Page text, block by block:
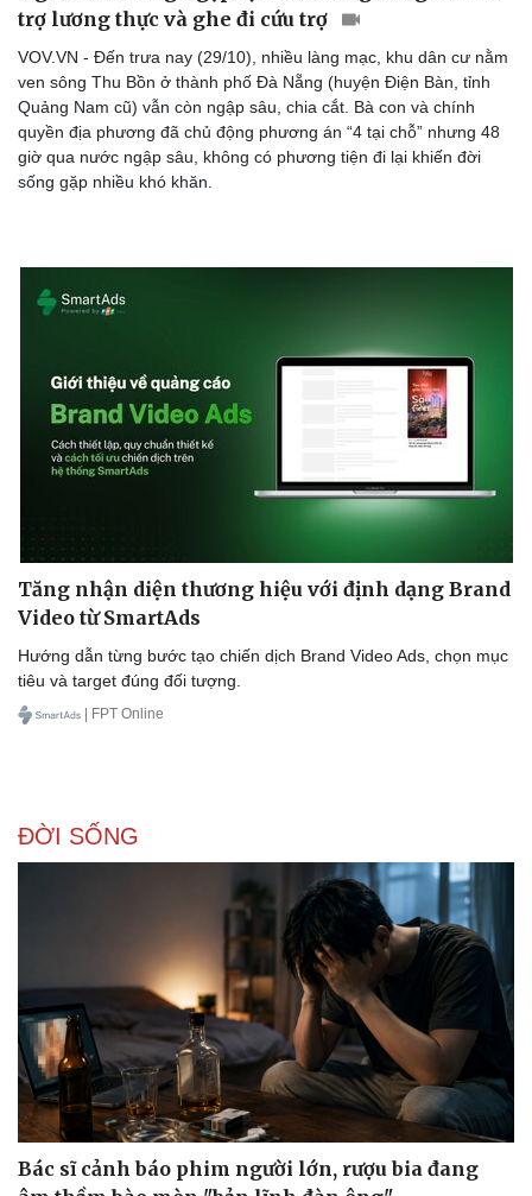
Làm đẹp - giảm cân
Ăn sạch sống khỏe
trợ lương thực và ghe đi cứu trợ
VOV.VN - Đến trưa nay (29/10), nhiều làng mạc, khu dân cư nằm
ven sông Thu Bồn ở thành phố Đà Nẵng (huyện Điện Bàn, tỉnh
Quảng Nam cũ) vẫn còn ngập sâu, chia cắt. Bà con và chính
quyền địa phương đã chủ động phương án “4 tại chỗ” nhưng 48
giờ qua nước ngập sâu, không có phương tiện đi lại khiến đời
sống gặp nhiều khó khăn.
Tăng nhận diện thương hiệu với định dạng Brand
Video từ SmartAds
Hướng dẫn từng bước tạo chiến dịch Brand Video Ads, chọn mục
tiêu và target đúng đối tượng.
| FPT Online
ĐỜI SỐNG
Bác sĩ cảnh báo phim người lớn, rượu bia đang